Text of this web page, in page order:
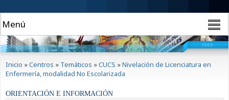
Inicio »Centros » Temáticos »CUCS »Nivelación de Licenciatura en
Enfermería, modalidad No Escolarizada
ORIENTACIÓN E INFORMACIÓN